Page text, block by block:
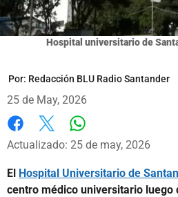
Hospital universitario de
Por: Redacción BLU Radio Santander
25 de May, 2026
Facebook
X
Actualizado: 25 de may, 2026
El Hospital Universitario de
centro médico universitario luego